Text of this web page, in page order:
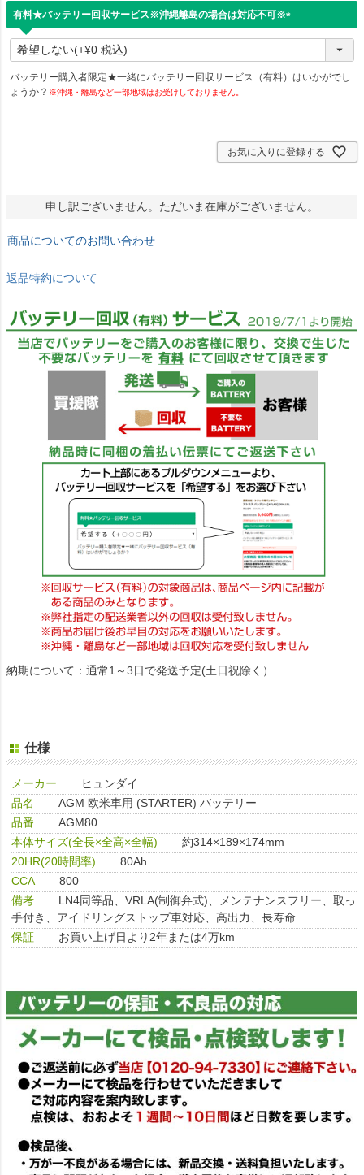
有料★バッテリー回収サービス※沖縄離島の場合は対応不可※
(
須
)
バッテリー購入者限定★一緒にバッテリー回収サービス（有料）はいかがでし
ょうか？ ※沖縄・離島など一部地域はお受けしておりません。
お気に入りに登録する
申し訳ございません。ただいま在庫がございません。
商品についてのお問い合わせ
返品特約について
納期について：通常1～3日で発送予定(土日祝除く）
仕様
メーカー
ヒュンダイ
品名
AGM 欧米車用 (STARTER) バッテリー
品番
AGM80
本体サイズ(全長×全高×全幅)
約314×189×174mm
20HR(20時間率)
80Ah
CCA
800
備考
LN4同等品、VRLA(制御弁式)、メンテナンスフリー、取っ
手付き、アイドリングストップ車対応、高出力、長寿命
保証
お買い上げ日より2年または4万km